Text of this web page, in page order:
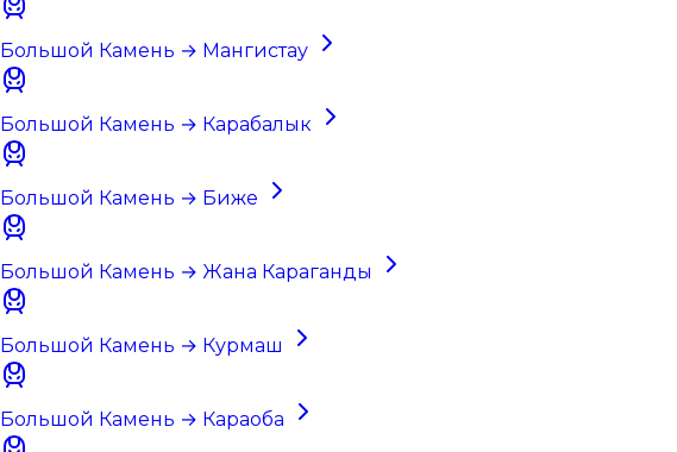
Большой Камень → Мангистау
Большой Камень → Карабалык
Большой Камень → Биже
Большой Камень → Жана Караганды
Большой Камень → Курмаш
Большой Камень → Караоба